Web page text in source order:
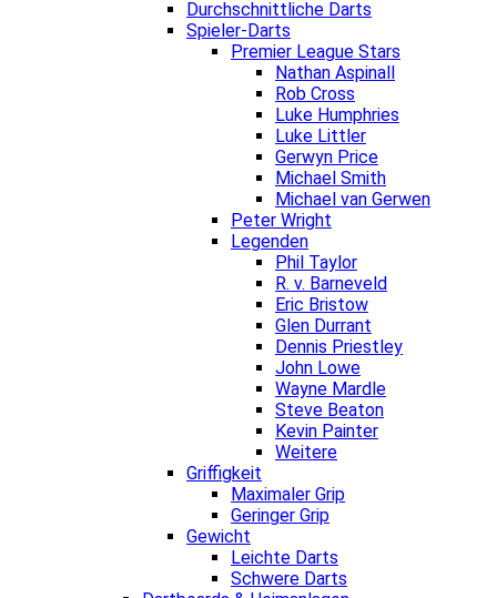
Durchschnittliche Darts
Spieler-Darts
Premier League Stars
Nathan Aspinall
Rob Cross
Luke Humphries
Luke Littler
Gerwyn Price
Michael Smith
Michael van Gerwen
Peter Wright
Legenden
Phil Taylor
R. v. Barneveld
Eric Bristow
Glen Durrant
Dennis Priestley
John Lowe
Wayne Mardle
Steve Beaton
Kevin Painter
Weitere
Griffigkeit
Maximaler Grip
Geringer Grip
Gewicht
Leichte Darts
Schwere Darts